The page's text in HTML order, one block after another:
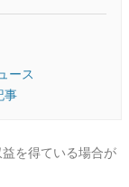
ース
事
を得ている場合が